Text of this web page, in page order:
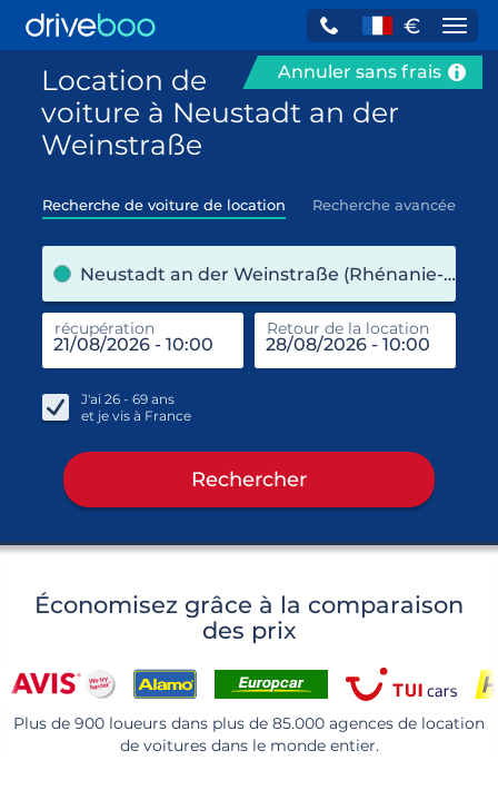
€
Annuler sans frais
Location de
voiture à Neustadt an der
Weinstraße
Recherche de voiture de location Recherche avancée
Neustadt an der Weinstraße (Rhénanie-Palatinat / Allemagne)
récupération Retour de la location
J'ai 26 - 69 ans
et je vis à France
Rechercher
Économisez grâce à la comparaison
des prix
Plus de 900 loueurs dans plus de 85.000 agences de location
de voitures dans le monde entier.